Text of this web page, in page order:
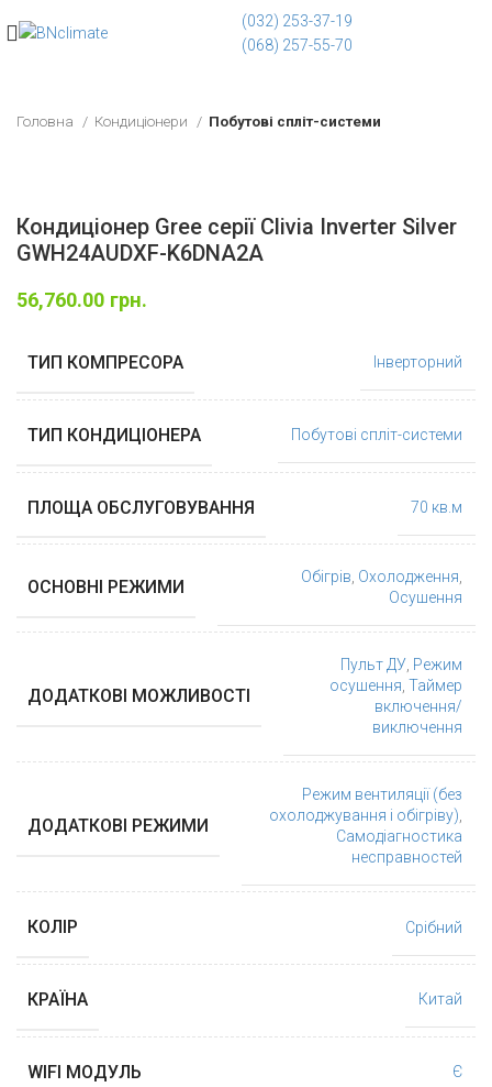
(032) 253-37-19
(068) 257-55-70
Головна Кондиціонери Побутові спліт-системи
Кондиціонер Gree серії Clivia Inverter Silver
GWH24AUDXF-K6DNA2A
56,760.00 грн.
ТИП КОМПРЕСОРА Інверторний
ТИП КОНДИЦІОНЕРА Побутові спліт-системи
ПЛОЩА ОБСЛУГОВУВАННЯ 70 кв.м
ОСНОВНІ РЕЖИМИ Обігрів, Охолодження,
Осушення
ДОДАТКОВІ МОЖЛИВОСТІ
Пульт ДУ, Режим
осушення, Таймер
включення/
виключення
ДОДАТКОВІ РЕЖИМИ
Режим вентиляції (без
охолоджування і обігріву),
Самодіагностика
несправностей
КОЛІР Срібний
КРАЇНА Китай
WIFI МОДУЛЬ Є